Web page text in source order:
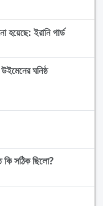
হয়েছে: ইরানি গার্ড
ঘনিষ্ঠ
কি সঠিক ছিলো?